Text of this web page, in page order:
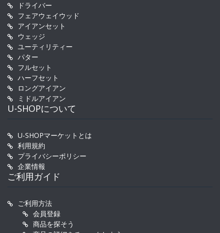
ドライバー
フェアウェイウッド
アイアンセット
ウェッジ
ユーティリティー
パター
フルセット
ハーフセット
ロングアイアン
ミドルアイアン
U-SHOPについて
U-SHOPマーケットとは
利用規約
プライバシーポリシー
企業情報
ご利用ガイド
ご利用方法
会員登録
商品を探そう